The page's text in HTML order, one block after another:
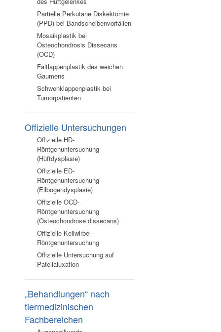
Partielle Perkutane Diskektomie
(PPD) bei Bandscheibenvorfällen
Mosaikplastik bei
Osteochondrosis Dissecans
(OCD)
Faltlappenplastik des weichen
Gaumens
Schwenklappenplastik bei
Tumorpatienten
Offizielle Untersuchungen
Offizielle HD-
Röntgenuntersuchung
(Hüftdysplasie)
Offizielle ED-
Röntgenuntersuchung
(Ellbogendysplasie)
Offizielle OCD-
Röntgenuntersuchung
(Osteochondrose dissecans)
Offizielle Keilwirbel-
Röntgenuntersuchung
Offizielle Untersuchung auf
Patellaluxation
„Behandlungen“ nach
tiermedizinischen
Fachbereichen